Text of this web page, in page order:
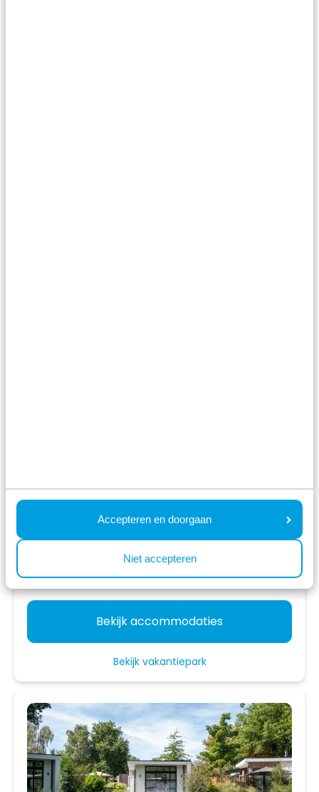
Accepteren en doorgaan
Niet accepteren
ma 12 oktober - vr 16 oktober
442
Bekijk accommodaties
Bekijk vakantiepark